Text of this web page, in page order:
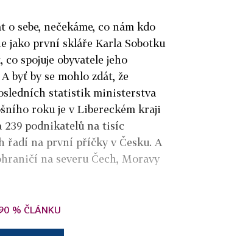
sebe, nečekáme, co nám kdo
jako první skláře Karla Sobotku
co spojuje obyvatele jeho
byť by se mohlo zdát, že
statistik ministerstva
roku je v Libereckém kraji
239 podnikatelů na tisíc
řadí na první příčky v Česku. A
na severu Čech, Moravy
% ČLÁNKU